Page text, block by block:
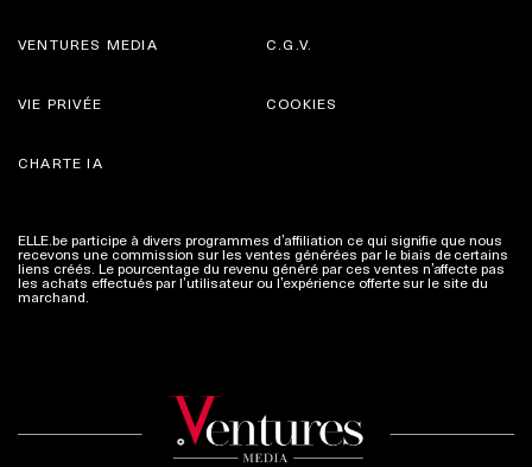
VENTURES MEDIA C.G.V.
VIE PRIVÉE
CHARTE IA
COOKIES
ELLE.be participe à divers programmes d’affiliation ce qui signifie que nous
recevons une commission sur les ventes générées par le biais de certains
liens créés. Le pourcentage du revenu généré par ces ventes n’affecte pas
les achats effectués par l’utilisateur ou l’expérience offerte sur le site du
marchand. Plus d'infos